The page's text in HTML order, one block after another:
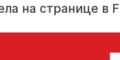
на странице в